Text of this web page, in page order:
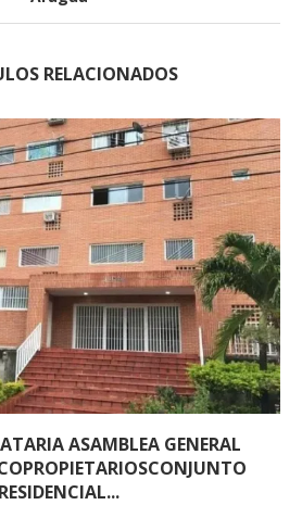
RELACIONADOS
ASAMBLEA GENERAL
RESIDENCIAL...